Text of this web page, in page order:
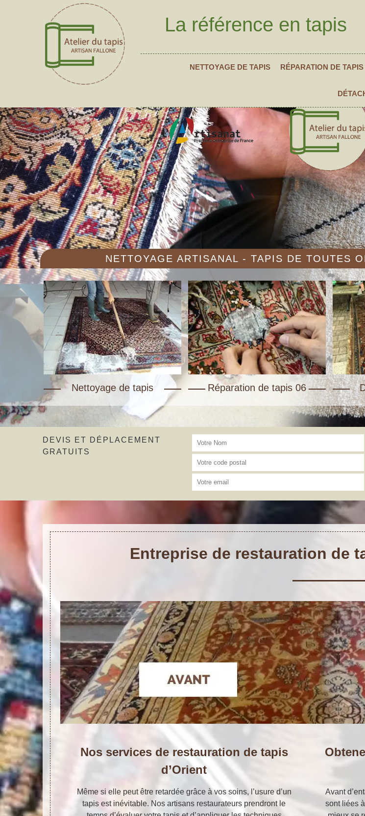
La référence en tapis
NETTOYAGE DE TAPIS RÉPARATION DE TAPIS
NETTOYAGE ARTISANAL - TAPIS DE TOUTES
Nettoyage de tapis Réparation de tapis 06
DEVIS ET DÉPLACEMENT
GRATUITS
Entreprise de restauration de
Nos services de restauration de tapis
d’Orient
Même si elle peut être retardée grâce à vos soins, l’usure d’un
tapis est inévitable. Nos artisans restaurateurs prendront le
Avant
sont liées